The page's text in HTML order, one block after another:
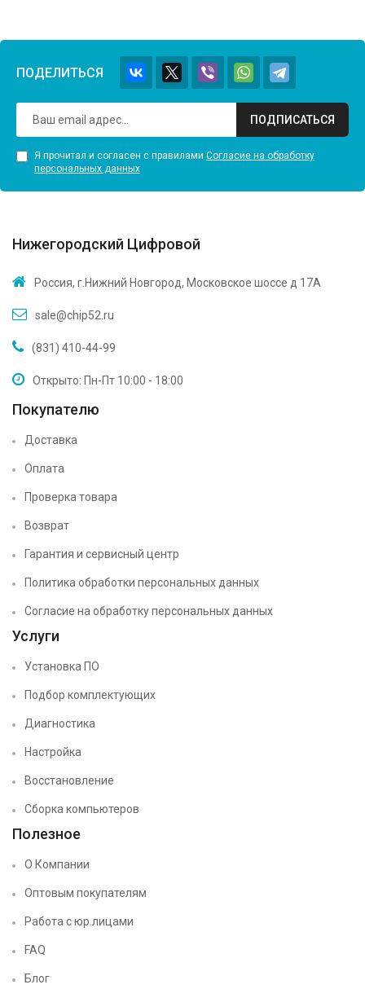
ПОДЕЛИТЬСЯ
ПОДПИСАТЬСЯ
Я прочитал и согласен с правилами Согласие на обработку
персональных данных
Нижегородский Цифровой
Россия, г.Нижний Новгород, Московское шоссе д 17А
sale@chip52.ru
(831) 410-44-99
Открыто: Пн-Пт 10:00 - 18:00
Покупателю
Доставка
Оплата
Проверка товара
Возврат
Гарантия и сервисный центр
Политика обработки персональных данных
Согласие на обработку персональных данных
Услуги
Установка ПО
Подбор комплектующих
Диагностика
Настройка
Восстановление
Сборка компьютеров
Полезное
О Компании
Оптовым покупателям
Работа с юр.лицами
FAQ
Блог